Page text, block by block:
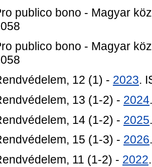
publico bono - Magyar
publico bono - Magyar
12 (1) - 2023.
13 (1-2) - 2024
14 (1-2) - 2025
15 (1-3) - 2026
11 (1-2) - 2022